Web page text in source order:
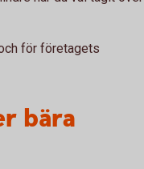
för företagets
bära